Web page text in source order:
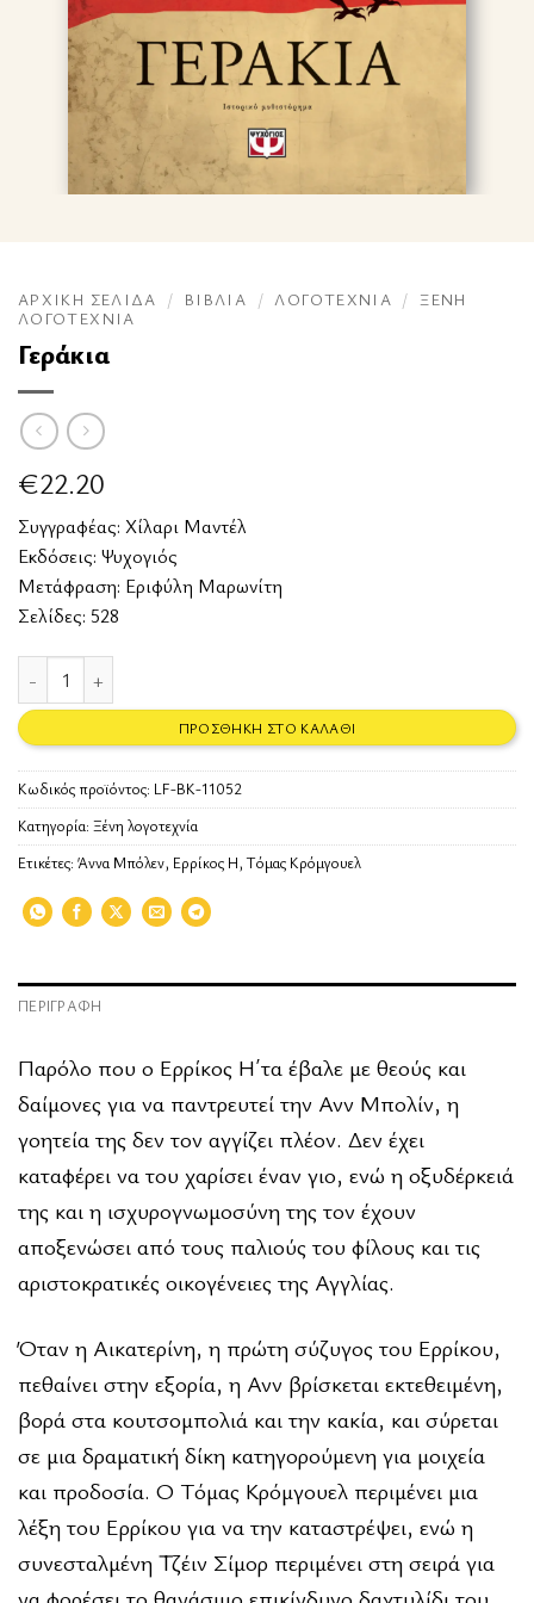
ΑΡΧΙΚΉ ΣΕΛΊΔΑ / ΒΙΒΛΊΑ / ΛΟΓΟΤΕΧΝΊΑ / ΞΈΝΗ
ΛΟΓΟΤΕΧΝΊΑ
Γεράκια
€22.20
Συγγραφέας: Χίλαρι Μαντέλ
Εκδόσεις: Ψυχογιός
Μετάφραση: Εριφύλη Μαρωνίτη
Σελίδες: 528
Γεράκια ποσότητα
ΠΡΟΣΘΉΚΗ ΣΤΟ ΚΑΛΆΘΙ
Κωδικός προϊόντος: LF-BK-11052
Κατηγορία: Ξένη λογοτεχνία
Ετικέτες: Άννα Μπόλεν, Ερρίκος Η,Τόμας Κρόμγουελ
ΠΕΡΙΓΡΑΦΉ
Παρόλο που ο Ερρίκος Η΄τα έβαλε με θεούς και
δαίμονες για να παντρευτεί την Ανν Μπολίν, η
γοητεία της δεν τον αγγίζει πλέον. Δεν έχει
καταφέρει να του χαρίσει έναν γιο, ενώ η οξυδέρκειά
της και η ισχυρογνωμοσύνη της τον έχουν
αποξενώσει από τους παλιούς του φίλους και τις
αριστοκρατικές οικογένειες της Αγγλίας.
Όταν η Αικατερίνη, η πρώτη σύζυγος του Ερρίκου,
πεθαίνει στην εξορία, η Ανν βρίσκεται εκτεθειμένη,
βορά στα κουτσομπολιά και την κακία, και σύρεται
σε μια δραματική δίκη κατηγορούμενη για μοιχεία
και προδοσία. Ο Τόμας Κρόμγουελ περιμένει μια
λέξη του Ερρίκου για να την καταστρέψει, ενώ η
συνεσταλμένη Τζέιν Σίμορ περιμένει στη σειρά για